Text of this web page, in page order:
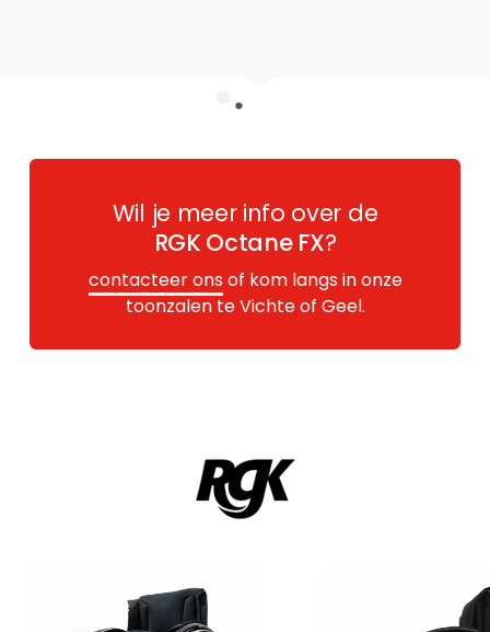
Wil je meer info over de
RGK Octane FX?
contacteer ons of kom langs in onze
toonzalen te Vichte of Geel.